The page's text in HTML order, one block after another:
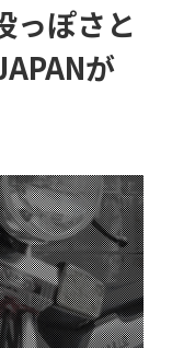
っぽさと
が